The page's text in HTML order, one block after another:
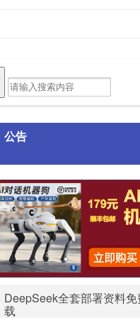
公告
DeepSeek全套部署资料
载